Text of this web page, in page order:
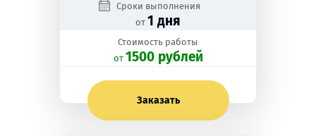
Сроки выполнения
от 1 дня
Стоимость работы
oт 1500 рублей
Заказать